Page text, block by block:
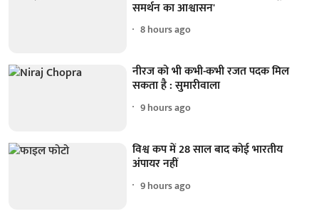
समर्थन का आश्वासन'
8 hours ago
नीरज को भी कभी-कभी रजत पदक मिल
सकता है : सुमारीवाला
9 hours ago
विश्व कप में 28 साल बाद कोई भारतीय
अंपायर नहीं
9 hours ago